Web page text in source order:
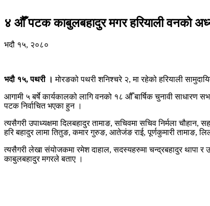
४ औँ पटक काबुलबहादुर मगर हरियाली वनको
भदौ १५, २०८०
भदौ १५, पथरी । मोरङको पथरी शनिश्चरे २, मा रहेको हरियाली
आगामी ५ बर्षे कार्यकालको लागि वनको १८ औँ बार्षिक चुनावी साधारण
पटक निर्वाचित भएका हुन ।
त्यसैगरी उपाध्यक्षमा दिलबहादुर तामाङ, सचिवमा सचिव निर्मला
हरि बहादुर लामा तितुङ, कमार गुरुङ, आतेजंङ राई, पूर्णकुमारी तामाङ,
त्यसैगरी लेखा संयोजकमा रमेश दाहाल, सदस्यहरुमा चन्द्रबहादुर थापा र
काबुलबहादुर मगरले बताए ।